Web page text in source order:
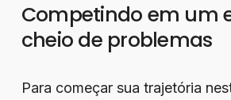
Competindo em um
cheio de problemas
Para começar sua trajetória